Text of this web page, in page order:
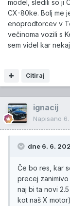
model, sledili so ji
CX-80ke. Bolj me
enoprodtorcev v
večinoma vozili s
sem videl kar
Citiraj
ignacij
Napisano
dne 6. 6.
Če bo res, kar
precej
naj bi ta novi
kot naš X